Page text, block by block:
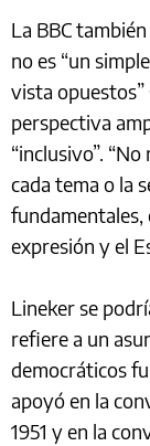
La BBC
no es “un
vista opuestos”
perspectiva
“inclusivo”.
cada tema o la
fundamentales,
expresión y el
Lineker se
refiere a un
democráticos
apoyó en la
1951 y en la